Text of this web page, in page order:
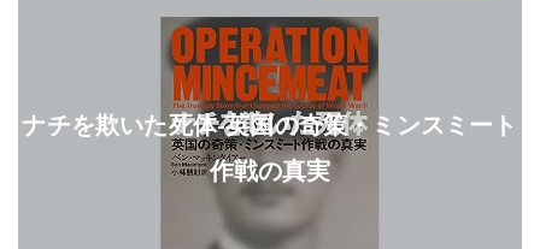
ナチを欺いた死体-英国の奇策・ミンスミート
作戦の真実